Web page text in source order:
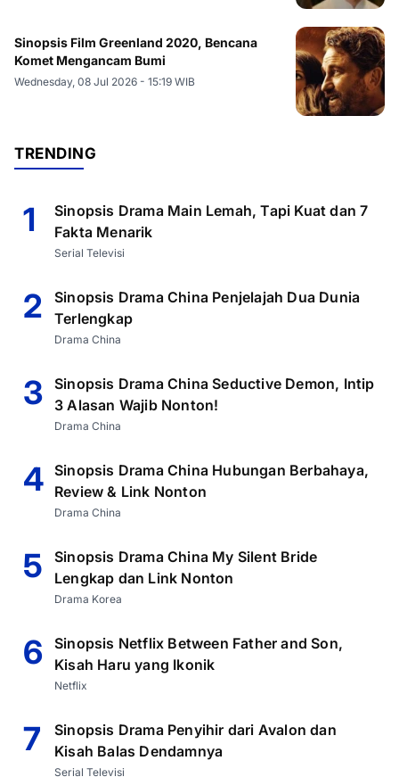
Sinopsis Film Greenland 2020, Bencana
Komet Mengancam Bumi
Wednesday, 08 Jul 2026 - 15:19 WIB
TRENDING
1
Sinopsis Drama Main Lemah, Tapi Kuat dan 7
Fakta Menarik
Serial Televisi
2
Sinopsis Drama China Penjelajah Dua Dunia
Terlengkap
Drama China
3
Sinopsis Drama China Seductive Demon, Intip
3 Alasan Wajib Nonton!
Drama China
4 Sinopsis Drama China Hubungan Berbahaya,
Review & Link Nonton
Drama China
5
Sinopsis Drama China My Silent Bride
Lengkap dan Link Nonton
Drama Korea
6
Sinopsis Netflix Between Father and Son,
Kisah Haru yang Ikonik
Netflix
7
Sinopsis Drama Penyihir dari Avalon dan
Kisah Balas Dendamnya
Serial Televisi